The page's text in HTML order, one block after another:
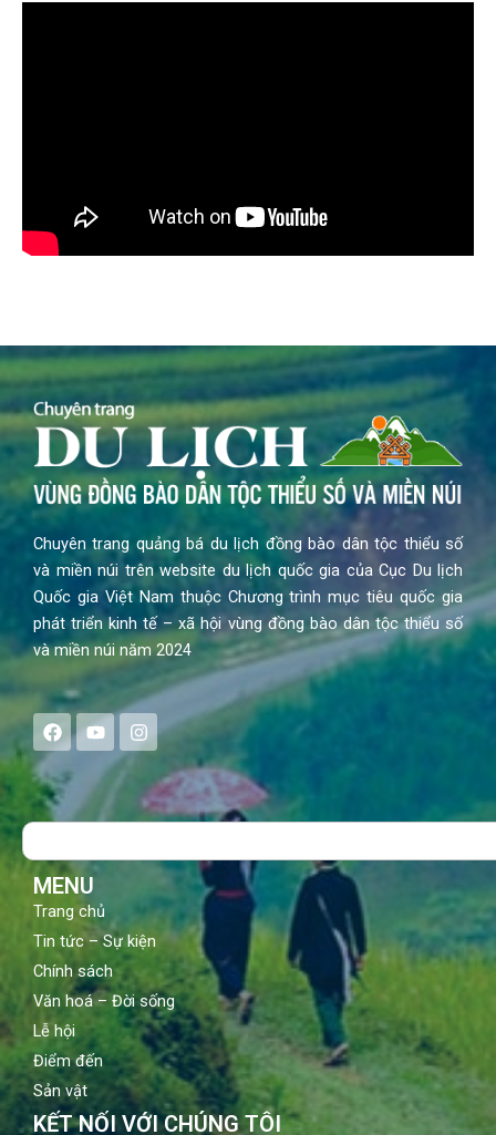
Chuyên trang quảng bá du lịch đồng bào dân tộc thiểu số
và miền núi trên website du lịch quốc gia của Cục Du lịch
Quốc gia Việt Nam thuộc Chương trình mục tiêu quốc gia
phát triển kinh tế – xã hội vùng đồng bào dân tộc thiểu số
và miền núi năm 2024
F
a
e
b
o
Y
o
t
u
b
I
n
s
a
g
Search
MENU
Trang chủ
Tin tức – Sự kiện
Chính sách
Văn hoá – Đời sống
Lễ hội
Điểm đến
Sản vật
KẾT NỐI VỚI CHÚNG TÔI